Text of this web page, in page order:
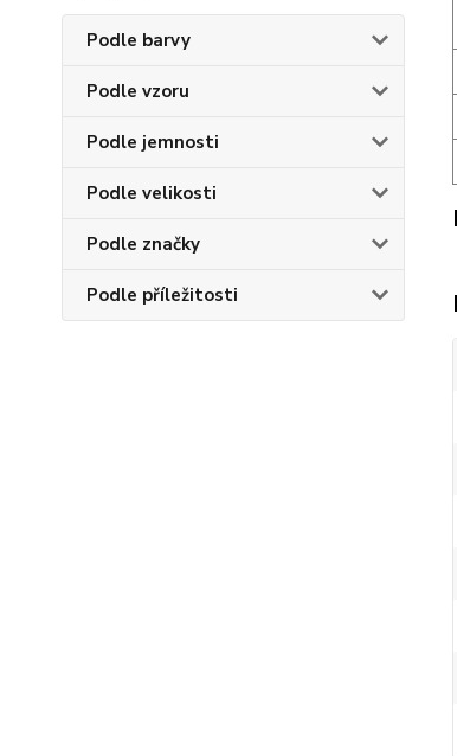
Podle barvy
Podle vzoru
Podle jemnosti
Podle velikosti
Podle značky
Podle příležitosti